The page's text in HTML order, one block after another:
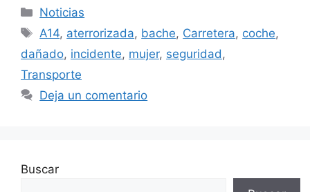
Categorías
Noticias
Etiquetas
A14, aterrorizada, bache, Carretera, coche,
dañado, incidente, mujer, seguridad,
Transporte
Deja un comentario
Buscar